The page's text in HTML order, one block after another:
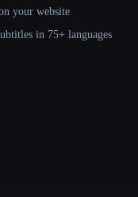
your website
in 75+ languages